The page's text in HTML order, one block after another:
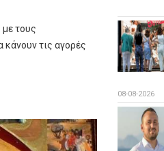
με τους
κάνουν τις αγορές
08-08-2026